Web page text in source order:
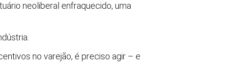
neoliberal enfraquecido, uma
no varejão, é preciso agir – e